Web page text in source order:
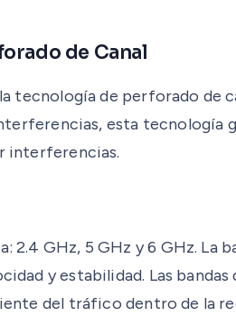
de Canal
tecnología de perforado
esta tecnología
interferencias.
2.4 GHz, 5 GHz y 6 GHz.
y estabilidad. Las
del tráfico dentro de la